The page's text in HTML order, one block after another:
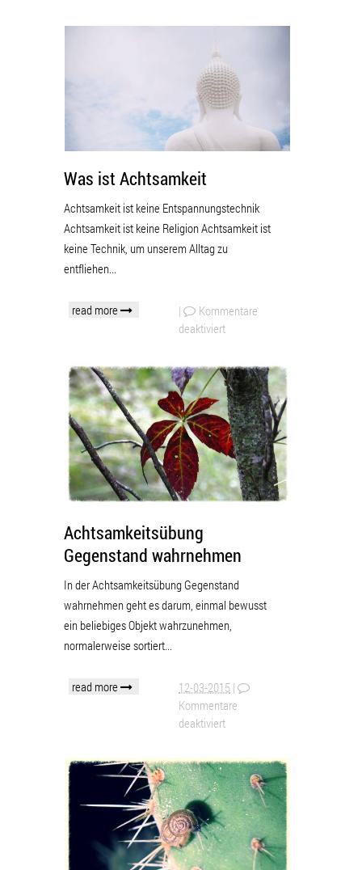
Was ist Achtsamkeit
Achtsamkeit ist keine Entspannungstechnik
Achtsamkeit ist keine Religion Achtsamkeit ist
keine Technik, um unserem Alltag zu
entfliehen...
read more |
Kommentare
deaktiviert
Achtsamkeitsübung
Gegenstand wahrnehmen
In der Achtsamkeitsübung Gegenstand
wahrnehmen geht es darum, einmal bewusst
ein beliebiges Objekt wahrzunehmen,
normalerweise sortiert...
read more 12-03-2015 |
Kommentare
deaktiviert